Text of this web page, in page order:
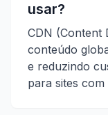
usar?
CDN (Content
conteúdo
e reduzindo
para sites